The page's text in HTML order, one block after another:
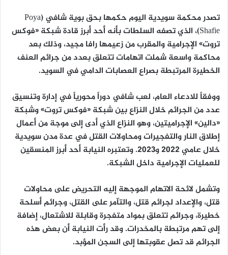
تصدر محكمة سويدية اليوم حكمها بحق بوية شافي (Poya
Shafie)، الذي تصفه السلطات بأنه أحد أبرز قادة شبكة «فوكس
تروت» الإجرامية والمقرب من زعيمها رافا مجيد، وذلك بعد
محاكمة واسعة شملت اتهامات تتعلق بعدد من جرائم العنف
الخطيرة المرتبطة بصراع العصابات الدامي في السويد.
ووفقاً للادعاء العام، لعب شافي دوراً محورياً في إدارة وتنسيق
عدد من الجرائم خلال النزاع بين شبكة «فوكس تروت» وشبكة
«دالين» الإجراميتين، وهو النزاع الذي أدى إلى موجة من أعمال
إطلاق النار والتفجيرات ومحاولات القتل في عدة مدن سويدية
خلال عامي 2022 و2023. وتعتبره النيابة أحد أبرز المنسقين
للعمليات الإجرامية داخل الشبكة.
وتشمل لائحة الاتهام الموجهة إليه التحريض على محاولات
قتل، والإعداد لجرائم قتل، والتآمر على القتل، وجرائم أسلحة
خطيرة، وجرائم تتعلق بمواد متفجرة وقابلة للاشتعال، إضافة
إلى تهم مرتبطة بالمخدرات. وقد رأت النيابة أن بعض هذه
الجرائم قد تصل عقوبتها إلى السجن المؤبد.